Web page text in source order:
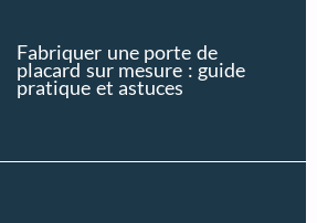
Fabriquer une porte de
placard sur mesure : guide
pratique et astuces